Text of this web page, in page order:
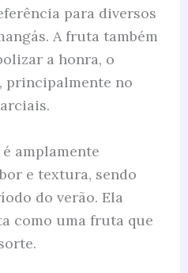
para diversos
A fruta também
a honra, o
principalmente no
amplamente
e textura, sendo
do verão. Ela
como uma fruta que